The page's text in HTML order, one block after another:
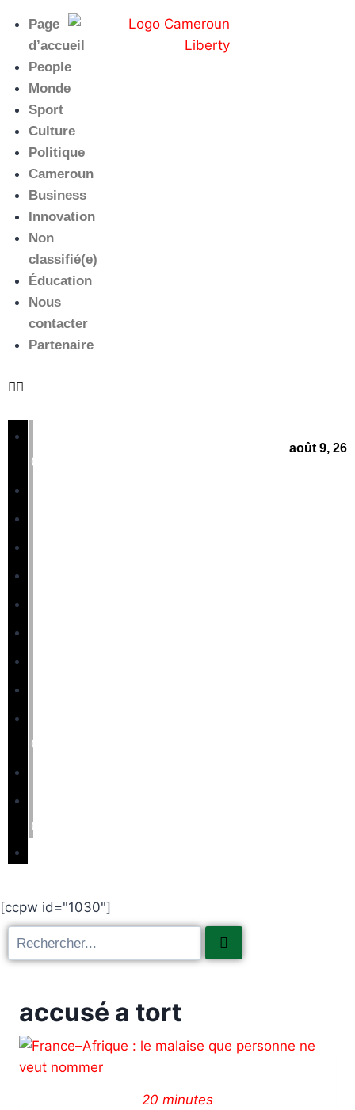
Page
d’accueil
People
Monde
Sport
Culture
Politique
Cameroun
Business
Innovation
Non
classifié(e)
Éducation
Nous
contacter
Partenaire
d’accueil
classifié(e)
contacter
août 9, 26
[ccpw id="1030"]
accusé a tort
20 minutes